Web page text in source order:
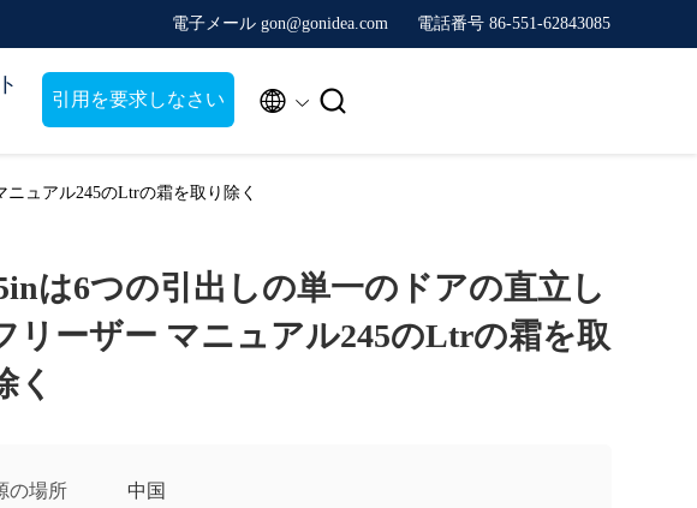
電子メール gon@gonidea.com 電話番号 86-551-62843085
引用を要求しなさい  
ュアル245のLtrの霜を取り除く
は6つの引出しの単一のドアの直立し
リーザー マニュアル245のLtrの霜を取
く
の場所 中国